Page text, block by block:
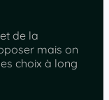
de la
mais on
choix à long